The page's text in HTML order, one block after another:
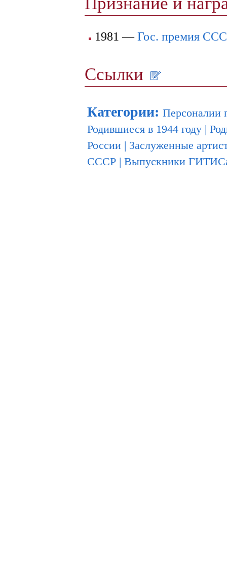
1981 —Гос. премия
Ссылки
Категории: Персоналии
Родившиеся в 1944 году |
России | Заслуженные
СССР | Выпускники